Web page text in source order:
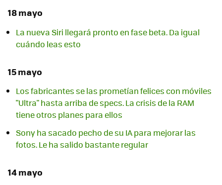
18 mayo
La nueva Siri llegará pronto en fase beta. Da igual
cuándo leas esto
15 mayo
Los fabricantes se las prometían felices con móviles
"Ultra" hasta arriba de specs. La crisis de la RAM
tiene otros planes para ellos
Sony ha sacado pecho de su IA para mejorar las
fotos. Le ha salido bastante regular
14 mayo